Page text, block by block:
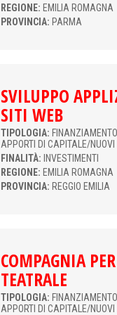
REGIONE: EMILIA ROMAGNA
PROVINCIA: PARMA
SVILUPPO
SITI WEB
TIPOLOGIA:
APPORTI DI CAPITALE/NUOVI
FINALITÀ: INVESTIMENTI
REGIONE: EMILIA ROMAGNA
PROVINCIA: REGGIO EMILIA
COMPAGNIA
TEATRALE
TIPOLOGIA:
APPORTI DI CAPITALE/NUOVI